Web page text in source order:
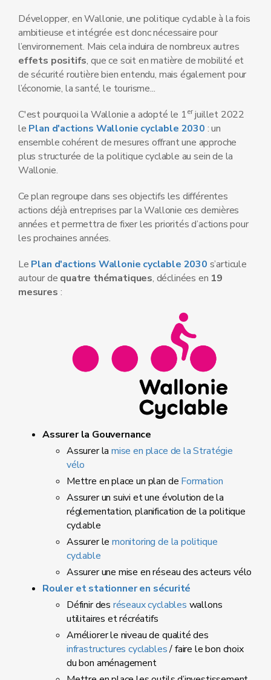
Développer, en Wallonie, une politique cyclable à la fois
ambitieuse et intégrée est donc nécessaire pour
l’environnement. Mais cela induira de nombreux autres
effets positifs, que ce soit en matière de mobilité et
de sécurité routière bien entendu, mais également pour
l’économie, la santé, le tourisme...
C'est pourquoi la Wallonie a adopté le 1erjuillet 2022
le Plan d'actions Wallonie cyclable 2030 : un
ensemble cohérent de mesures offrant une approche
plus structurée de la politique cyclable au sein de la
Wallonie.
Ce plan regroupe dans ses objectifs les différentes
actions déjà entreprises par la Wallonie ces dernières
années et permettra de fixer les priorités d’actions pour
les prochaines années.
Le Plan d'actions Wallonie cyclable 2030 s’articule
autour de quatre thématiques, déclinées en 19
mesures :
Assurer la Gouvernance
Assurer lamise en place de la Stratégie
vélo
Mettre en place un plan de Formation
Assurer un suivi et une évolution de la
réglementation, planification de la politique
cyclable
Assurer lemonitoring de la politique
cyclable
Assurer une mise en réseau des acteurs vélo
Rouler et stationner en sécurité
Définir des réseaux cyclables wallons
utilitaires et récréatifs
Améliorer le niveau de qualité des
infrastructures cyclables/ faire le bon choix
du bon aménagement